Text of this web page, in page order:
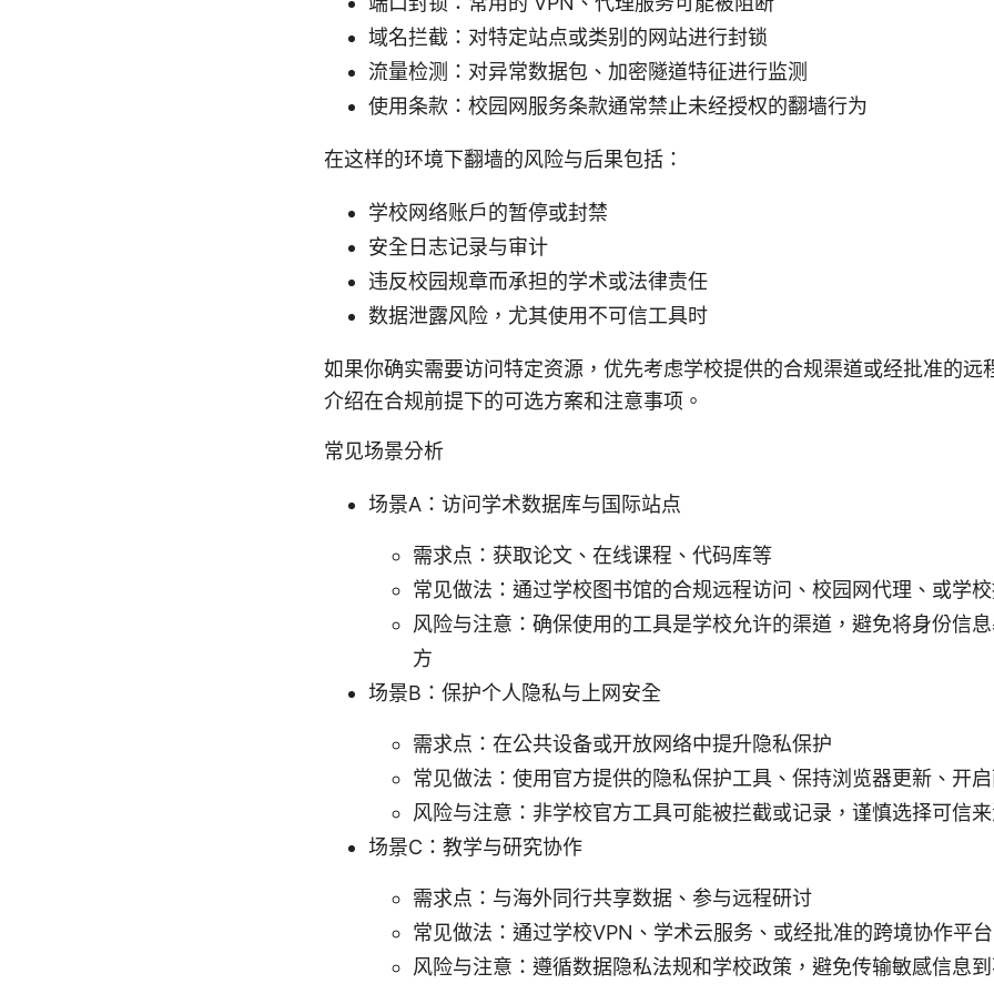
域名拦截：对特定站点或类别的网站进行封锁
流量检测：对异常数据包、加密隧道特征进行监测
使用条款：校园网服务条款通常禁止未经授权的翻墙行为
在这样的环境下翻墙的风险与后果包括：
学校网络账户的暂停或封禁
安全日志记录与审计
违反校园规章而承担的学术或法律责任
数据泄露风险，尤其使用不可信工具时
如果你确实需要访问特定资源，优先考虑学校提供的合规渠道或经批准的远
介绍在合规前提下的可选方案和注意事项。
常见场景分析
场景A：访问学术数据库与国际站点
需求点：获取论文、在线课程、代码库等
常见做法：通过学校图书馆的合规远程访问、校园网代理、或学
风险与注意：确保使用的工具是学校允许的渠道，避免将身份信
方
场景B：保护个人隐私与上网安全
需求点：在公共设备或开放网络中提升隐私保护
常见做法：使用官方提供的隐私保护工具、保持浏览器更新、开
风险与注意：非学校官方工具可能被拦截或记录，谨慎选择可信
场景C：教学与研究协作
需求点：与海外同行共享数据、参与远程研讨
常见做法：通过学校VPN、学术云服务、或经批准的跨境协作平台
风险与注意：遵循数据隐私法规和学校政策，避免传输敏感信息